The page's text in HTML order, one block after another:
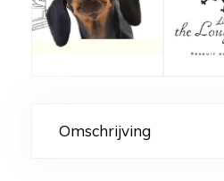
Omschrijving